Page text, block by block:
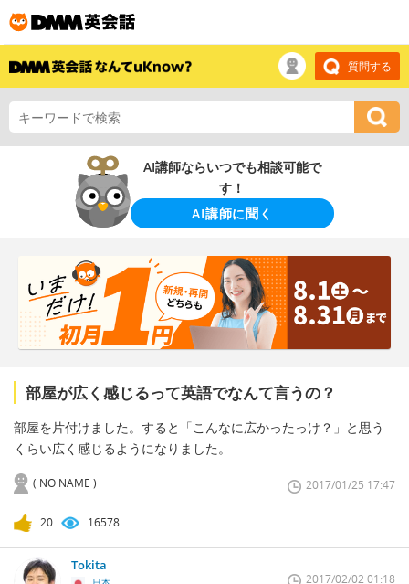
質問する
AI講師ならいつでも相談可能で
す！
AI講師に聞く
部屋が広く感じるって英語でなんて言うの？
部屋を片付けました。すると「こんなに広かったっけ？」と思う
くらい広く感じるようになりました。
( NO NAME ) 2017/01/25 17:47
20 16578
Tokita
2017/02/02 01:18